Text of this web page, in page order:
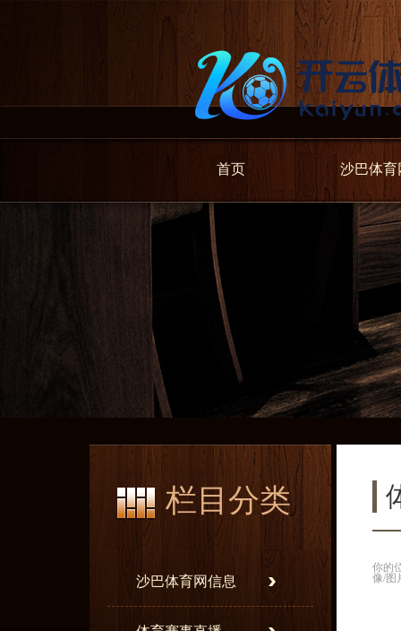
首页 沙巴体育
栏目分类
沙巴体育网信息
你的
像/图